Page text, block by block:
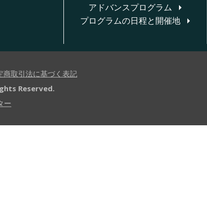
アドバンスプログラム
プログラムの日程と開催地
商取引法に基づく表記
Reserved.
ー